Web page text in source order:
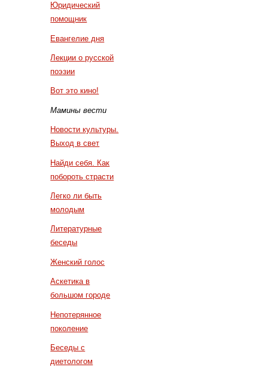
Юридический
помощник
Евангелие дня
Лекции о русской
поэзии
Вот это кино!
Мамины вести
Новости культуры.
Выход в свет
Найди себя. Как
побороть страсти
Легко ли быть
молодым
Литературные
беседы
Женский голос
Аскетика в
большом городе
Непотерянное
поколение
Беседы с
диетологом